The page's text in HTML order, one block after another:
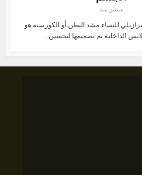
سنتين منذ
للنساء مشد البطن أو الكورسية هو
الداخلية تم تصميمها لتحسين...